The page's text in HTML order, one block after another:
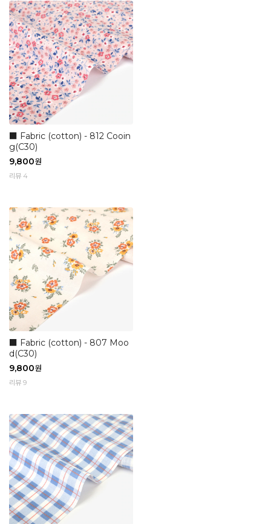
■ Fabric (cotton) - 812 Cooin
g(C30)
9,800원
리뷰 4
■ Fabric (cotton) - 807 Moo
d(C30)
9,800원
리뷰 9